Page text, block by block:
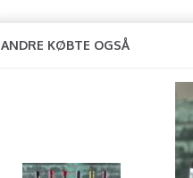
ANDRE KØBTE OGSÅ